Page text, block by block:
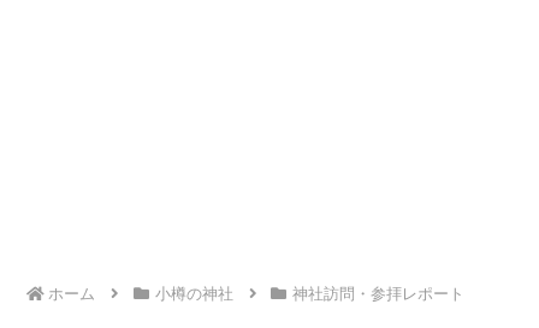
ホーム 小樽の神社 神社訪問・参拝レポート